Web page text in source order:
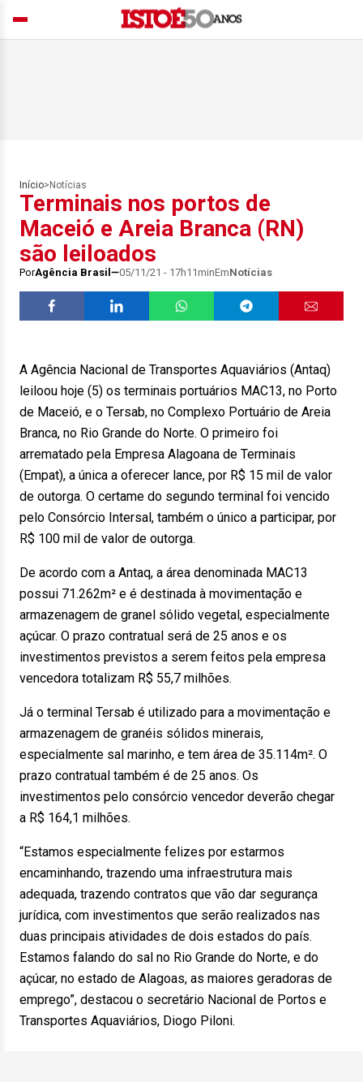
Início> Notícias
Terminais nos portos de
Maceió e Areia Branca (RN)
são leiloados
PorAgência Brasil 05/11/21 - 17h11minEmNotícias
A Agência Nacional de Transportes Aquaviários (Antaq)
leiloou hoje (5) os terminais portuários MAC13, no Porto
de Maceió, e o Tersab, no Complexo Portuário de Areia
Branca, no Rio Grande do Norte. O primeiro foi
arrematado pela Empresa Alagoana de Terminais
(Empat), a única a oferecer lance, por R$ 15 mil de valor
de outorga. O certame do segundo terminal foi vencido
pelo Consórcio Intersal, também o único a participar, por
R$ 100 mil de valor de outorga.
De acordo com a Antaq, a área denominada MAC13
possui 71.262m² e é destinada à movimentação e
armazenagem de granel sólido vegetal, especialmente
açúcar. O prazo contratual será de 25 anos e os
investimentos previstos a serem feitos pela empresa
vencedora totalizam R$ 55,7 milhões.
Já o terminal Tersab é utilizado para a movimentação e
armazenagem de granéis sólidos minerais,
especialmente sal marinho, e tem área de 35.114m². O
prazo contratual também é de 25 anos. Os
investimentos pelo consórcio vencedor deverão chegar
a R$ 164,1 milhões.
“Estamos especialmente felizes por estarmos
encaminhando, trazendo uma infraestrutura mais
adequada, trazendo contratos que vão dar segurança
jurídica, com investimentos que serão realizados nas
duas principais atividades de dois estados do país.
Estamos falando do sal no Rio Grande do Norte, e do
açúcar, no estado de Alagoas, as maiores geradoras de
emprego”, destacou o secretário Nacional de Portos e
Transportes Aquaviários, Diogo Piloni.